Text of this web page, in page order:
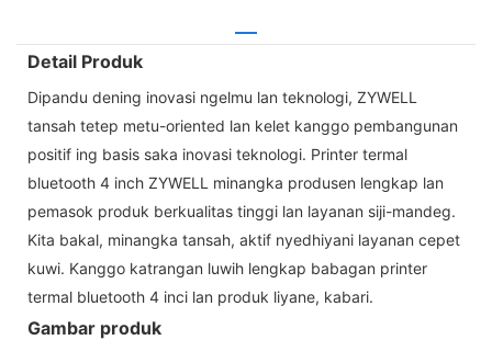
Detail Produk
Dipandu dening inovasi ngelmu lan teknologi, ZYWELL
tansah tetep metu-oriented lan kelet kanggo pembangunan
positif ing basis saka inovasi teknologi. Printer termal
bluetooth 4 inch ZYWELL minangka produsen lengkap lan
pemasok produk berkualitas tinggi lan layanan siji-mandeg.
Kita bakal, minangka tansah, aktif nyedhiyani layanan cepet
kuwi. Kanggo katrangan luwih lengkap babagan printer
termal bluetooth 4 inci lan produk liyane, kabari.
Gambar produk